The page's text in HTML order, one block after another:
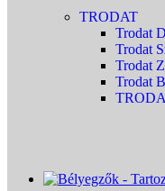
TRODAT
Trodat
Trodat
Trodat
Trodat